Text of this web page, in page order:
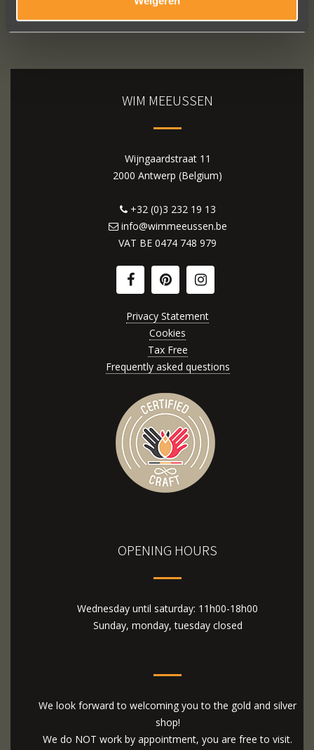
WIM MEEUSSEN
Wijngaardstraat 11
2000 Antwerp (Belgium)
+32 (0)3 232 19 13
info@wimmeeussen.be
VAT BE 0474 748 979
Privacy Statement
Cookies
Tax Free
Frequently asked questions
OPENING HOURS
Wednesday until saturday: 11h00-18h00
Sunday, monday, tuesday closed
We look forward to welcoming you to the gold and silver
shop!
We do NOT work by appointment, you are free to visit.